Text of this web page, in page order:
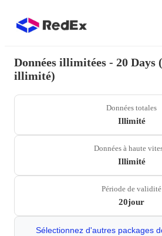
Données illimitées - 20 Days
illimité)
Données totales
Illimité
Données à haute
Illimité
Période de validité
20jour
Sélectionnez d'autres packages